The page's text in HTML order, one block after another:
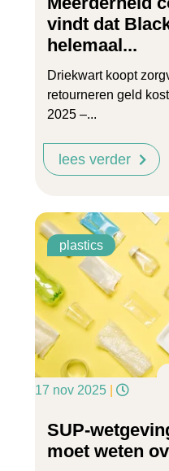
vindt dat
helemaal...
Driekwart koopt
retourneren geld
2025 –...
lees verder
plastics
17 nov 2025
SUP-
moet weten